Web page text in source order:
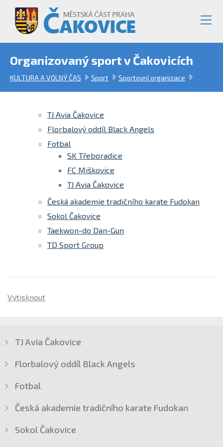
Organizovaný sport v Čakovicích
KULTURA A VOLNÝ ČAS Sport Sportovní organizace
TJ Avia Čakovice
Florbalový oddíl Black Angels
Fotbal
SK Třeboradice
FC Miškovice
TJ Avia Čakovice
Česká akademie tradičního karate Fudokan
Sokol Čakovice
Taekwon-do Dan-Gun
TD Sport Group
Vytisknout
TJ Avia Čakovice
Florbalový oddíl Black Angels
Fotbal
Česká akademie tradičního karate Fudokan
Sokol Čakovice